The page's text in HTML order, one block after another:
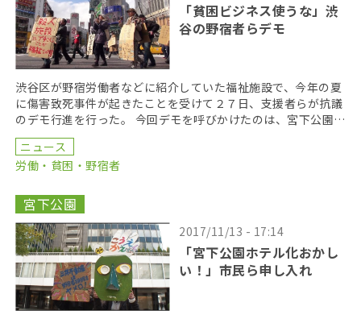
「貧困ビジネス使うな」渋
谷の野宿者らデモ
渋谷区が野宿労働者などに紹介していた福祉施設で、今年の夏
に傷害致死事件が起きたことを受けて２７日、支援者らが抗議
のデモ行進を行った。 今回デモを呼びかけたのは、宮下公園の
再開発問題に取り組んでいる「宮下公園ねる会議」や、 […]
ニュース
労働・貧困・野宿者
宮下公園
2017/11/13 - 17:14
「宮下公園ホテル化おかし
い！」市民ら申し入れ